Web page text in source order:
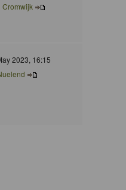
Cromwijk
2023, 16:15